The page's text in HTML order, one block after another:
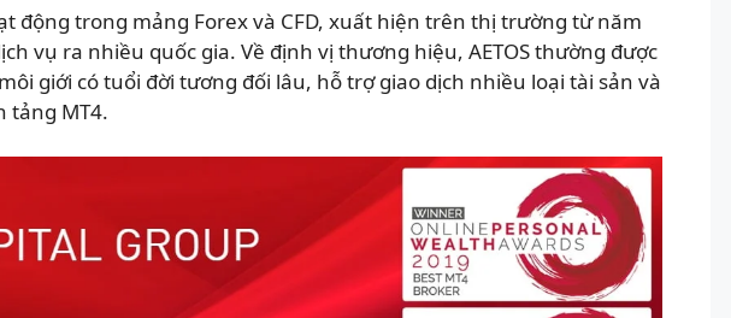
động trong mảng Forex và CFD, xuất hiện trên thị trường từ năm
vụ ra nhiều quốc gia. Về định vị thương hiệu, AETOS thường được
giới có tuổi đời tương đối lâu, hỗ trợ giao dịch nhiều loại tài sản và
tảng MT4.